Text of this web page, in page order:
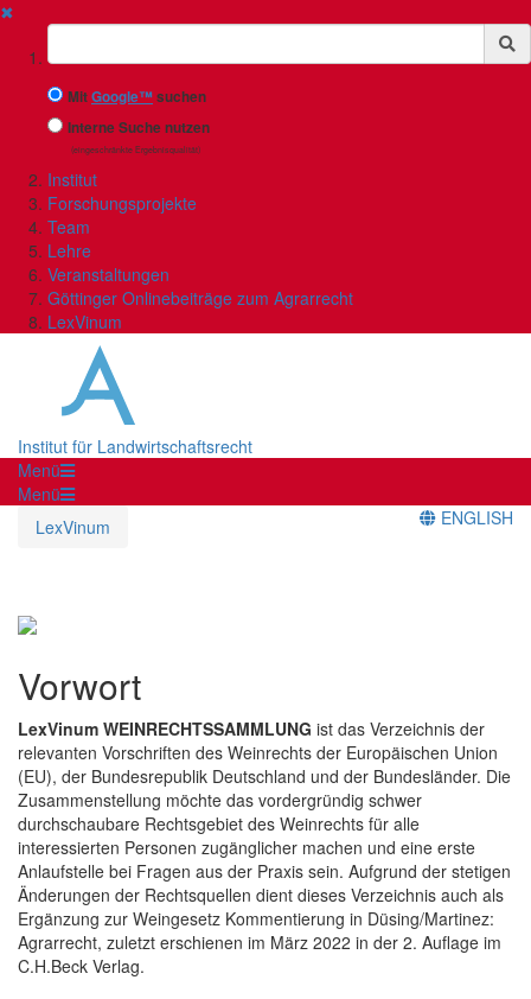
✖
Suchbegriff
MitGoogle™suchen
Interne Suche nutzen
(eingeschränkte Ergebnisqualität)
Institut
Forschungsprojekte
Team
Lehre
Veranstaltungen
Göttinger Onlinebeiträge zum Agrarrecht
LexVinum
Institut für Landwirtschaftsrecht
Menü
Menü
LexVinum
ENGLISH
Vorwort
LexVinum WEINRECHTSSAMMLUNG ist das Verzeichnis der
relevanten Vorschriften des Weinrechts der Europäischen Union
(EU), der Bundesrepublik Deutschland und der Bundesländer. Die
Zusammenstellung möchte das vordergründig schwer
durchschaubare Rechtsgebiet des Weinrechts für alle
interessierten Personen zugänglicher machen und eine erste
Anlaufstelle bei Fragen aus der Praxis sein. Aufgrund der stetigen
Änderungen der Rechtsquellen dient dieses Verzeichnis auch als
Ergänzung zur Weingesetz Kommentierung in Düsing/Martinez:
Agrarrecht, zuletzt erschienen im März 2022 in der 2. Auflage im
C.H.Beck Verlag.